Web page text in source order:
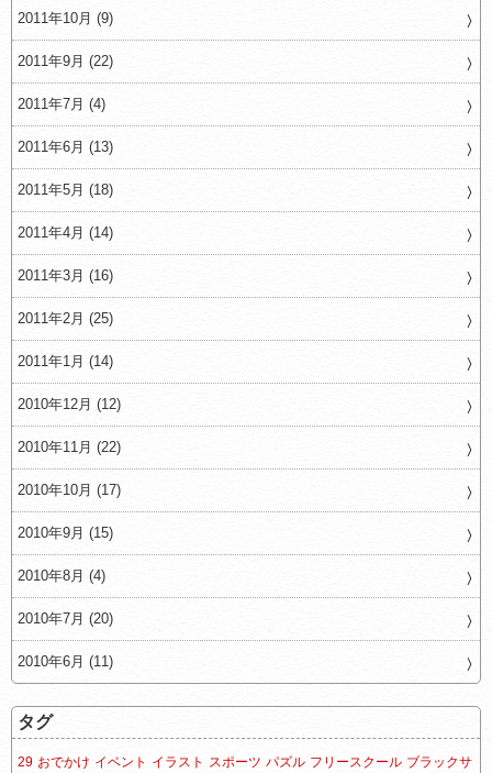
2011年10月 (9)
2011年9月 (22)
2011年7月 (4)
2011年6月 (13)
2011年5月 (18)
2011年4月 (14)
2011年3月 (16)
2011年2月 (25)
2011年1月 (14)
2010年12月 (12)
2010年11月 (22)
2010年10月 (17)
2010年9月 (15)
2010年8月 (4)
2010年7月 (20)
2010年6月 (11)
タグ
29 おでかけ イベント イラスト スポーツ パズル フリースクール ブラックサ